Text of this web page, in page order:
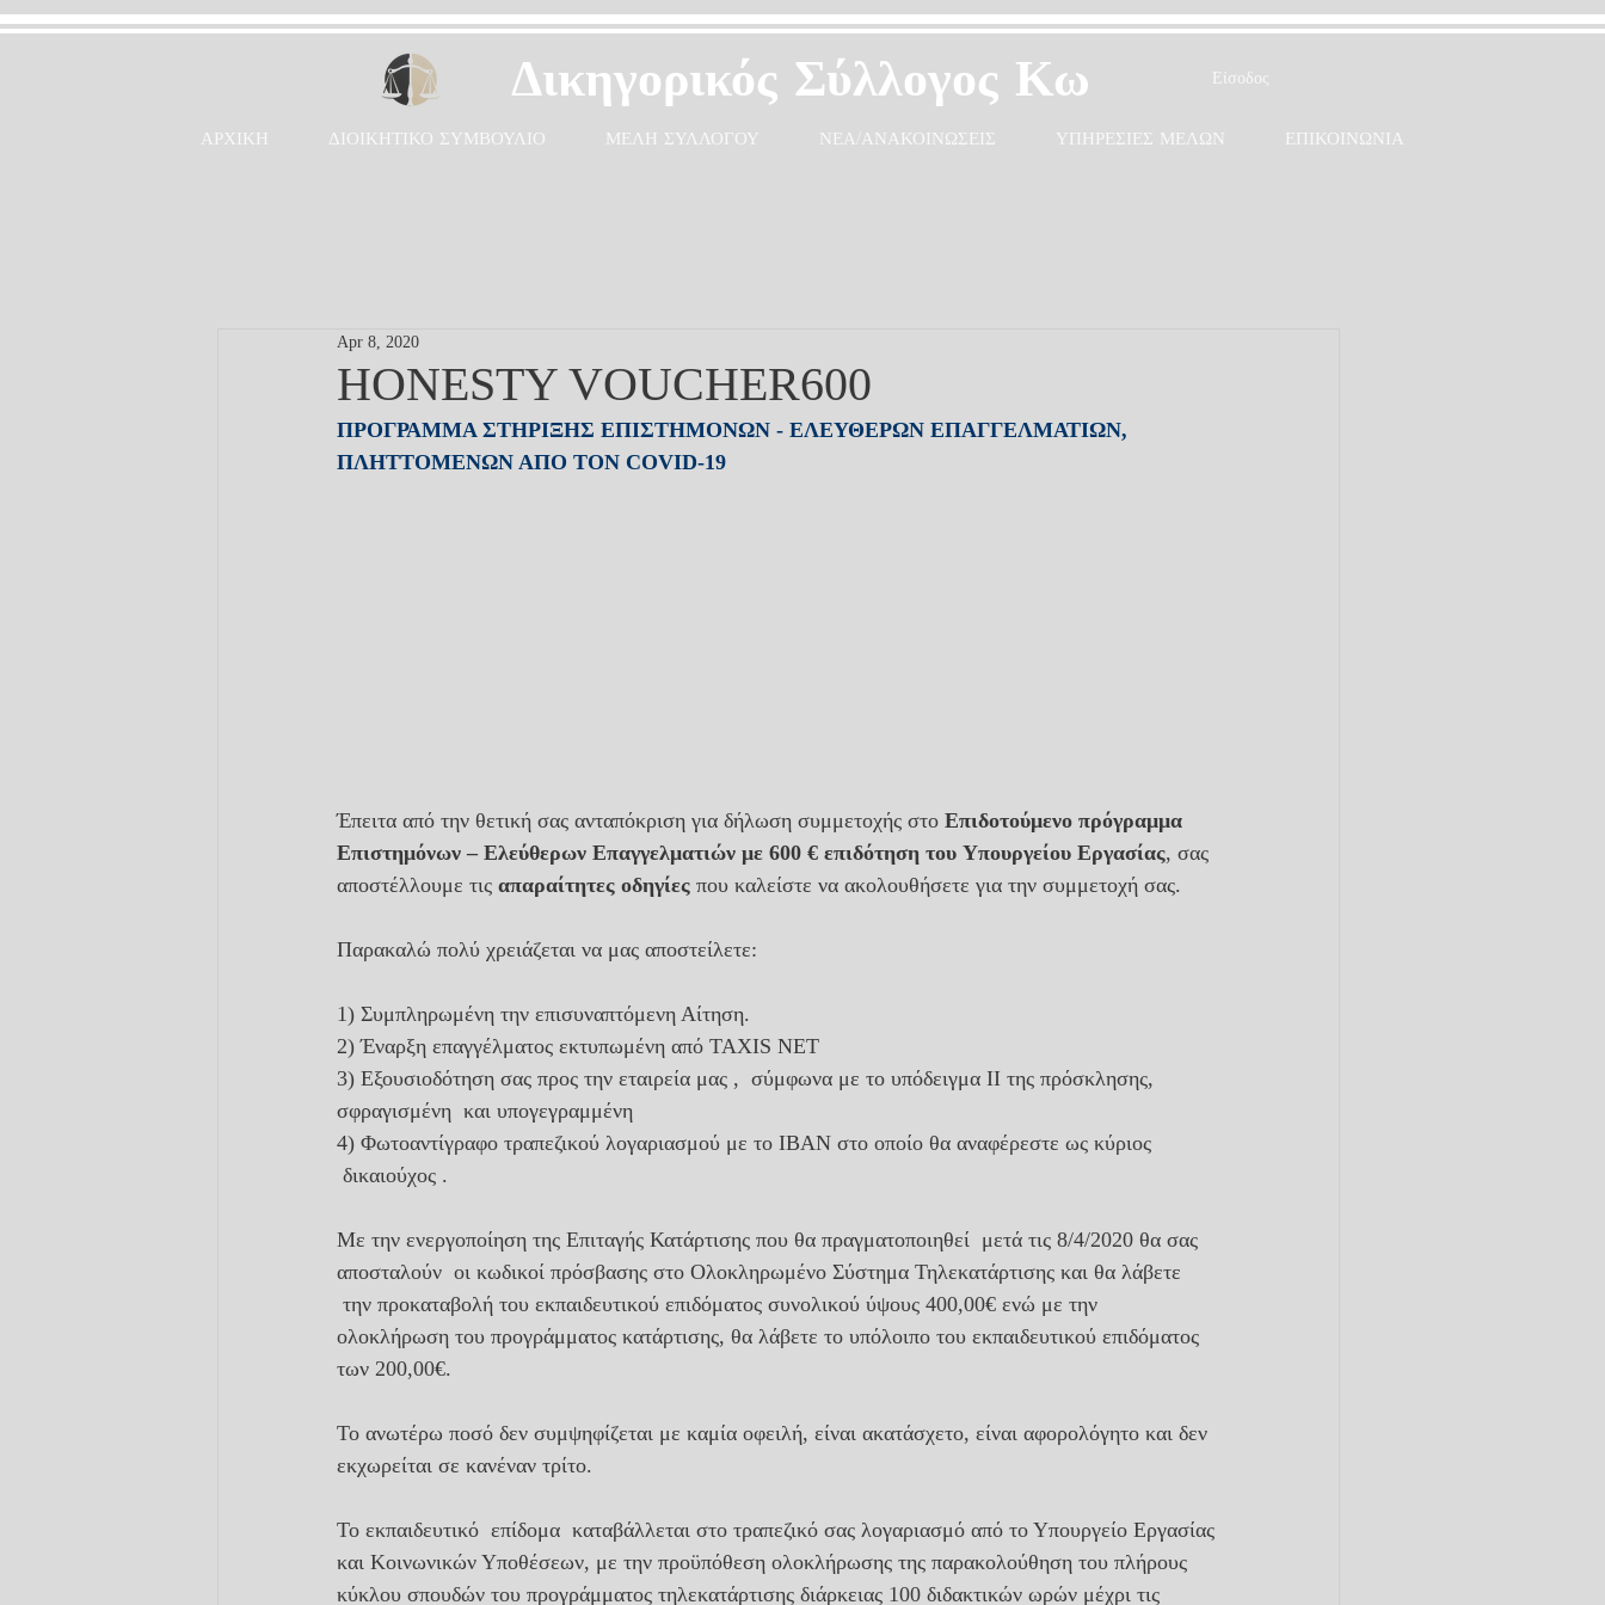
Δικηγορικός Σύλλογος Κω Είσοδος
ΑΡΧΙΚΗ ΔΙΟΙΚΗΤΙΚΟ ΣΥΜΒΟΥΛΙΟ ΜΕΛΗ ΣΥΛΛΟΓΟΥ ΝΕΑ/ΑΝΑΚΟΙΝΩΣΕΙΣ ΥΠΗΡΕΣΙΕΣ ΜΕΛΩΝ ΕΠΙΚΟΙΝΩΝΙΑ
HONESTY VOUCHER600
Apr 8, 2020
ΠΡΟΓΡΑΜΜΑ ΣΤΗΡΙΞΗΣ ΕΠΙΣΤΗΜΟΝΩΝ - ΕΛΕΥΘΕΡΩΝ ΕΠΑΓΓΕΛΜΑΤΙΩΝ,
ΠΛΗΤΤΟΜΕΝΩΝ ΑΠΟ ΤΟΝ COVID-19
Έπειτα από την θετική σας ανταπόκριση για δήλωση συμμετοχής στο Επιδοτούμενο πρόγραμμα
Επιστημόνων – Ελεύθερων Επαγγελματιών με 600 € επιδότηση του Υπουργείου Εργασίας, σας
αποστέλλουμε τις απαραίτητες οδηγίες που καλείστε να ακολουθήσετε για την συμμετοχή σας.
Παρακαλώ πολύ χρειάζεται να μας αποστείλετε:
1) Συμπληρωμένη την επισυναπτόμενη Αίτηση.
2) Έναρξη επαγγέλματος εκτυπωμένη από TAXIS NET
3) Εξουσιοδότηση σας προς την εταιρεία μας ,  σύμφωνα με το υπόδειγμα ΙΙ της πρόσκλησης,
σφραγισμένη  και υπογεγραμμένη
4) Φωτοαντίγραφο τραπεζικού λογαριασμού με το ΙΒΑΝ στο οποίο θα αναφέρεστε ως κύριος
δικαιούχος .
Με την ενεργοποίηση της Επιταγής Κατάρτισης που θα πραγματοποιηθεί  μετά τις 8/4/2020 θα σας
αποσταλούν  οι κωδικοί πρόσβασης στο Ολοκληρωμένο Σύστημα Τηλεκατάρτισης και θα λάβετε
την προκαταβολή του εκπαιδευτικού επιδόματος συνολικού ύψους 400,00€ ενώ με την
ολοκλήρωση του προγράμματος κατάρτισης, θα λάβετε το υπόλοιπο του εκπαιδευτικού επιδόματος
των 200,00€.
Το ανωτέρω ποσό δεν συμψηφίζεται με καμία οφειλή, είναι ακατάσχετο, είναι αφορολόγητο και δεν
εκχωρείται σε κανέναν τρίτο.
Το εκπαιδευτικό  επίδομα  καταβάλλεται στο τραπεζικό σας λογαριασμό από το Υπουργείο Εργασίας
και Κοινωνικών Υποθέσεων, με την προϋπόθεση ολοκλήρωσης της παρακολούθηση του πλήρους
κύκλου σπουδών του προγράμματος τηλεκατάρτισης διάρκειας 100 διδακτικών ωρών μέχρι τις